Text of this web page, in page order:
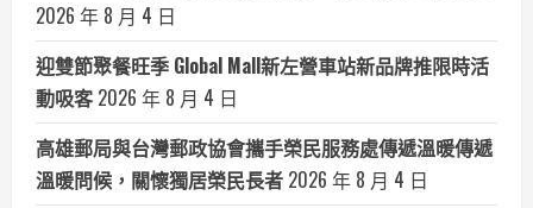
2026 年 8 月 4 日
迎雙節聚餐旺季 Global Mall新左營車站新品牌推限時活
動吸客 2026 年 8 月 4 日
高雄郵局與台灣郵政協會攜手榮民服務處傳遞溫暖傳遞
溫暖問候，關懷獨居榮民長者 2026 年 8 月 4 日